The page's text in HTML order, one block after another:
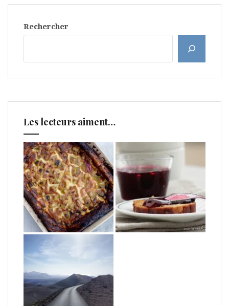
Rechercher
Les lecteurs aiment…